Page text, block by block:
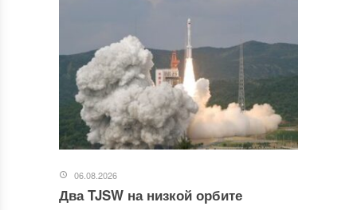
06.08.2026
Два TJSW на низкой орбите